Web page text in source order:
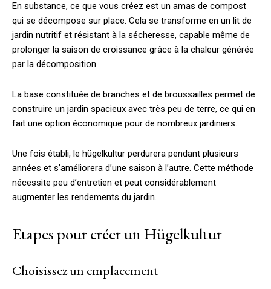
En substance, ce que vous créez est un amas de compost
qui se décompose sur place. Cela se transforme en un lit de
jardin nutritif et résistant à la sécheresse, capable même de
prolonger la saison de croissance grâce à la chaleur générée
par la décomposition.
La base constituée de branches et de broussailles permet de
construire un jardin spacieux avec très peu de terre, ce qui en
fait une option économique pour de nombreux jardiniers.
Une fois établi, le hügelkultur perdurera pendant plusieurs
années et s’améliorera d’une saison à l’autre. Cette méthode
nécessite peu d’entretien et peut considérablement
augmenter les rendements du jardin.
Etapes pour créer un Hügelkultur
Choisissez un emplacement